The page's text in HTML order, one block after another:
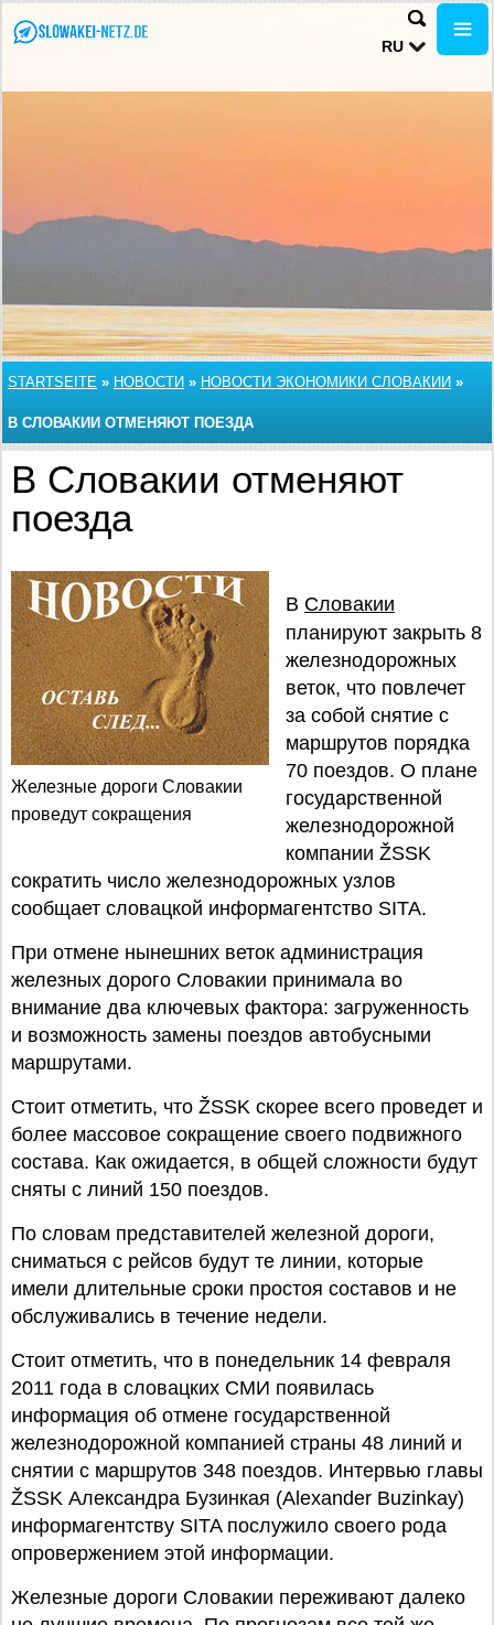
RU
STARTSEITE » НОВОСТИ » НОВОСТИ ЭКОНОМИКИ СЛОВАКИИ »
В СЛОВАКИИ ОТМЕНЯЮТ ПОЕЗДА
В Словакии отменяют
поезда
Железные дороги Словакии
проведут сокращения
В Словакии
планируют закрыть 8
железнодорожных
веток, что повлечет
за собой снятие с
маршрутов порядка
70 поездов. О плане
государственной
железнодорожной
компании ŽSSK
сократить число железнодорожных узлов
сообщает словацкой информагентство SITA.
При отмене нынешних веток администрация
железных дорого Словакии принимала во
внимание два ключевых фактора: загруженность
и возможность замены поездов автобусными
маршрутами.
Стоит отметить, что ŽSSK скорее всего проведет и
более массовое сокращение своего подвижного
состава. Как ожидается, в общей сложности будут
сняты с линий 150 поездов.
По словам представителей железной дороги,
сниматься с рейсов будут те линии, которые
имели длительные сроки простоя составов и не
обслуживались в течение недели.
Стоит отметить, что в понедельник 14 февраля
2011 года в словацких СМИ появилась
информация об отмене государственной
железнодорожной компанией страны 48 линий и
снятии с маршрутов 348 поездов. Интервью главы
ŽSSK Александра Бузинкая (Alexander Buzinkay)
информагентству SITA послужило своего рода
опровержением этой информации.
Железные дороги Словакии переживают далеко